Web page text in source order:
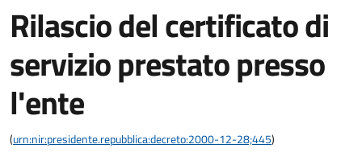
Rilascio del certificato di
servizio prestato presso
l'ente
(urn:nir:presidente.repubblica:decreto:2000-12-28;445)